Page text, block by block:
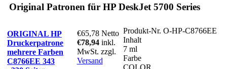
Original Patronen für HP DeskJet 5700 Series
ORIGINAL HP
Druckerpatrone
mehrere Farben
C8766EE 343
€65,78 Netto
€78,94 inkl.
MwSt. zzgl.
Versand
Produkt-Nr. O-HP-C8766EE
Inhalt
7 ml
Farbe
COLOR